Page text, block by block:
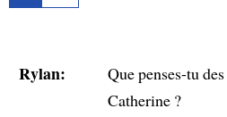
Rylan: Que penses-tu des
Catherine ?